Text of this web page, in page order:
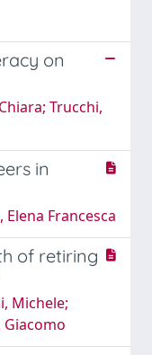
on
Trucchi,
in
Francesca
of retiring
Michele;
Giacomo